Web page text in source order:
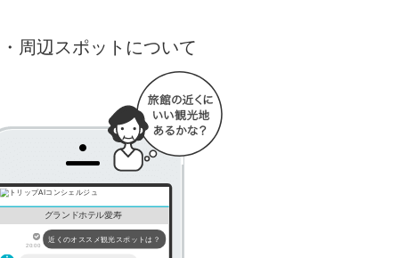
周辺スポットについて
グランドホテル愛寿
20:00
近くのオススメ観光スポットは？